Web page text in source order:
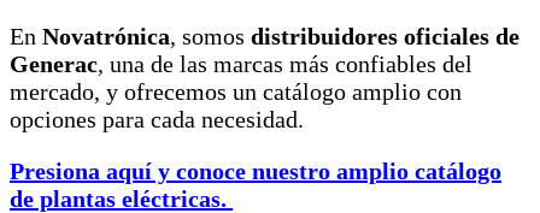
En Novatrónica, somos distribuidores oficiales de
Generac, una de las marcas más confiables del
mercado, y ofrecemos un catálogo amplio con
opciones para cada necesidad.
Presiona aquí y conoce nuestro amplio catálogo
de plantas eléctricas.